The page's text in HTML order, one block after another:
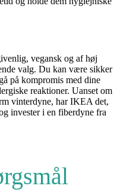
vegansk og af høj
valg. Du kan være sikker
på kompromis med dine
reaktioner. Uanset om
vinterdyne, har IKEA det,
invester i en fiberdyne fra